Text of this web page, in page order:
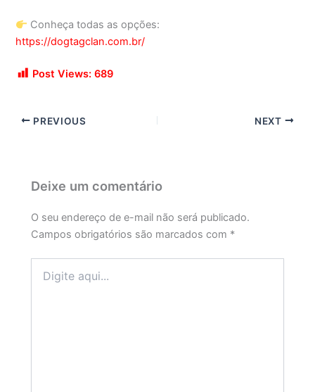
Conheça todas as opções:
https://dogtagclan.com.br/
Post Views: 689
PREVIOUS NEXT
Deixe um comentário
O seu endereço de e-mail não será publicado.
Campos obrigatórios são marcados com *
aqui...